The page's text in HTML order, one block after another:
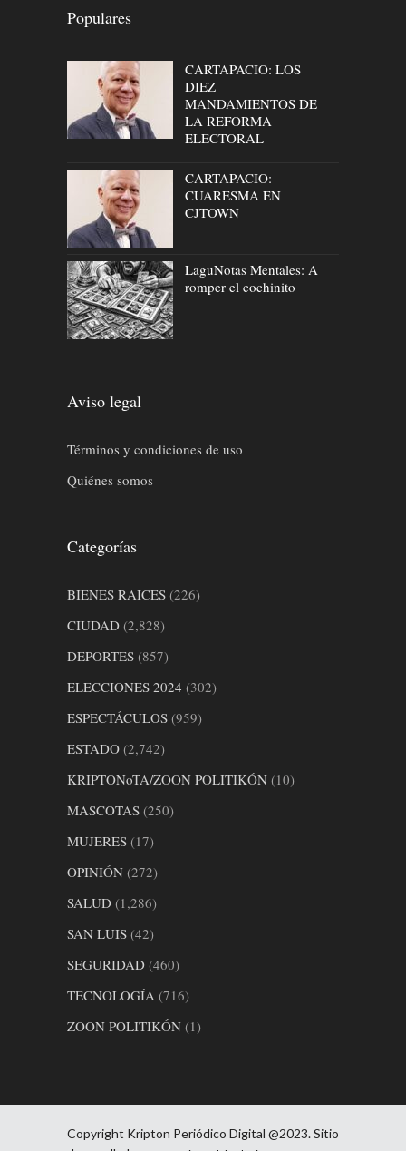
Populares
CARTAPACIO: LOS
DIEZ
MANDAMIENTOS DE
LA REFORMA
ELECTORAL
CARTAPACIO:
CUARESMA EN
CJTOWN
LaguNotas Mentales: A
romper el cochinito
Aviso legal
Términos y condiciones de uso
Quiénes somos
Categorías
BIENES RAICES (226)
CIUDAD (2,828)
DEPORTES (857)
ELECCIONES 2024 (302)
ESPECTÁCULOS (959)
ESTADO (2,742)
KRIPTONoTA/ZOON POLITIKÓN (10)
MASCOTAS (250)
MUJERES (17)
OPINIÓN (272)
SALUD (1,286)
SAN LUIS (42)
SEGURIDAD (460)
TECNOLOGÍA (716)
ZOON POLITIKÓN (1)
Copyright Kripton Periódico Digital @2023. Sitio